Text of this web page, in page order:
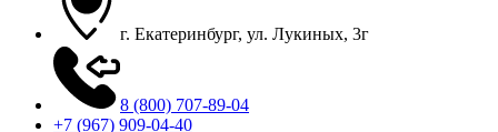
г. Екатеринбург, ул. Лукиных, 3г
8 (800) 707-89-04
+7 (967) 909-04-40